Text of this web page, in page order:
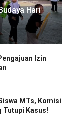
Hari
Izin
MTs, Komisi
Tutupi Kasus!